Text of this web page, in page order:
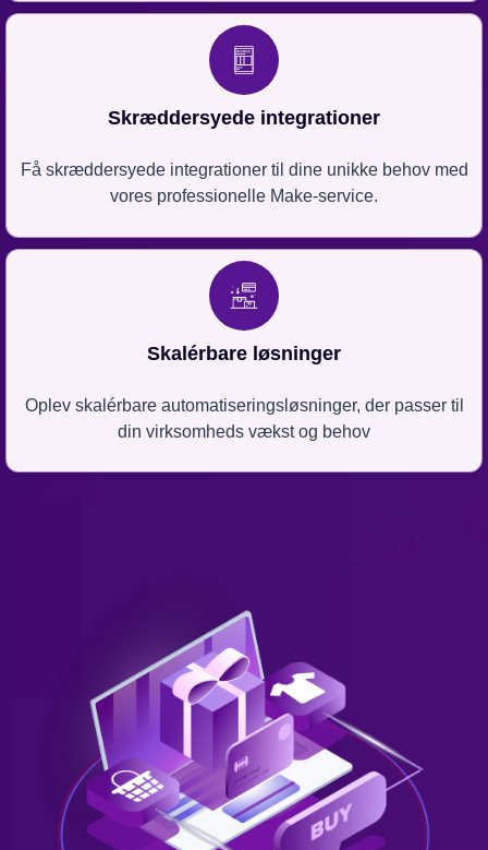
Skræddersyede integrationer
Få skræddersyede integrationer til dine unikke behov med
vores professionelle Make-service.
Skalérbare løsninger
Oplev skalérbare automatiseringsløsninger, der passer til
din virksomheds vækst og behov